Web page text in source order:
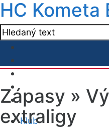
HC Kometa
Klub
Zápasy »
extraligy